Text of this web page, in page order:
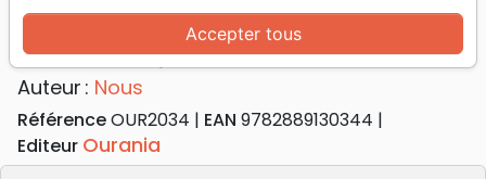
À nous deux
53 réflexions pour elle & lui
Auteur : Nous
RéférenceOUR2034 EAN 9782889130344
Editeur Ourania
Accepter tous